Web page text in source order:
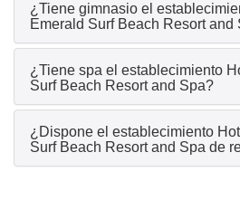
¿Tiene gimnasio el
Emerald Surf Beach Resort and
¿Tiene spa el establecimiento
Surf Beach Resort and Spa?
¿Dispone el establecimiento
Surf Beach Resort and Spa de